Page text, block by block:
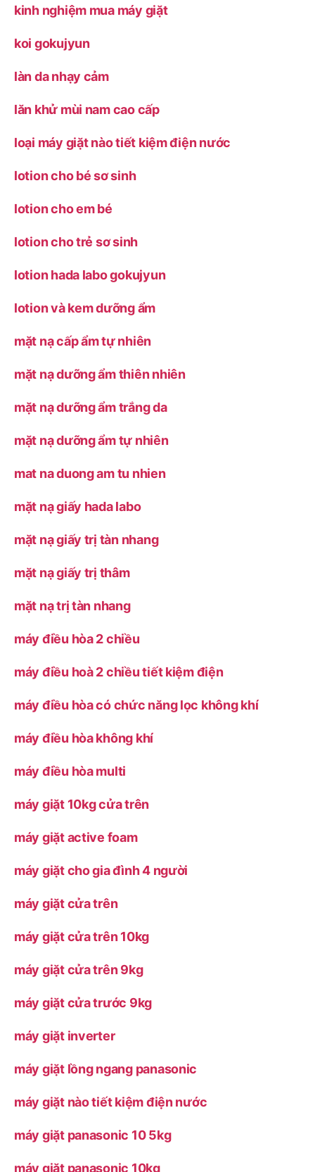
kinh nghiệm mua máy giặt
koi gokujyun
làn da nhạy cảm
lăn khử mùi nam cao cấp
loại máy giặt nào tiết kiệm điện nước
lotion cho bé sơ sinh
lotion cho em bé
lotion cho trẻ sơ sinh
lotion hada labo gokujyun
lotion và kem dưỡng ẩm
mặt nạ cấp ẩm tự nhiên
mặt nạ dưỡng ẩm thiên nhiên
mặt nạ dưỡng ẩm trắng da
mặt nạ dưỡng ẩm tự nhiên
mat na duong am tu nhien
mặt nạ giấy hada labo
mặt nạ giấy trị tàn nhang
mặt nạ giấy trị thâm
mặt nạ trị tàn nhang
máy điều hòa 2 chiều
máy điều hoà 2 chiều tiết kiệm điện
máy điều hòa có chức năng lọc không khí
máy điều hòa không khí
máy điều hòa multi
máy giặt 10kg cửa trên
máy giặt active foam
máy giặt cho gia đình 4 người
máy giặt cửa trên
máy giặt cửa trên 10kg
máy giặt cửa trên 9kg
máy giặt cửa trước 9kg
máy giặt inverter
máy giặt lồng ngang panasonic
máy giặt nào tiết kiệm điện nước
máy giặt panasonic 10 5kg
máy giặt panasonic 10kg